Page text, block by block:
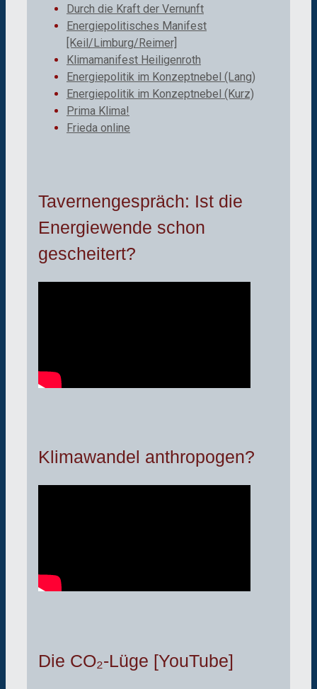
Durch die Kraft der Vernunft
Energiepolitisches Manifest
[Keil/Limburg/Reimer]
Klimamanifest Heiligenroth
Energiepolitik im Konzeptnebel (Lang)
Energiepolitik im Konzeptnebel (Kurz)
Prima Klima!
Frieda online
Tavernengespräch: Ist die
Energiewende schon
gescheitert?
Klimawandel anthropogen?
Die CO₂-Lüge [YouTube]